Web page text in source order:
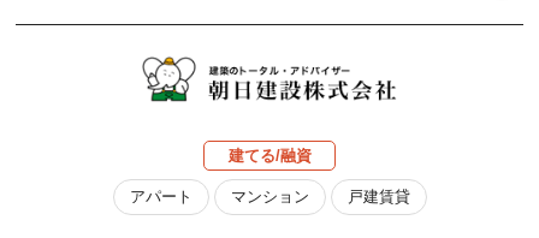
建てる/融資
アパート マンション 戸建賃貸